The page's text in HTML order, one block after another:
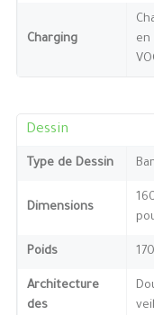
Charging
en
Dessin
Type de Dessin Bar
Dimensions
Poids
Architecture
des